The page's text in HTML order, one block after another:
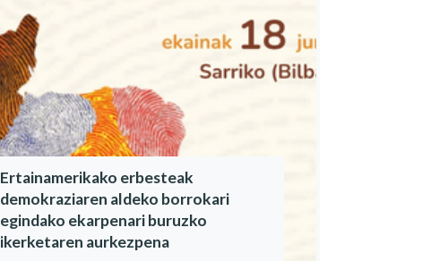
Ertainamerikako erbesteak
demokraziaren aldeko borrokari
egindako ekarpenari buruzko
ikerketaren aurkezpena